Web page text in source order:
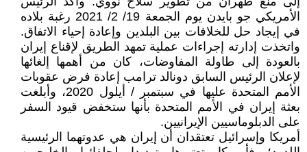
الأمريكي جو بايدن يوم الجمعة 19/ 2/ 2021 رغبة بلاده
في إيجاد حل للخلافات بين البلدين وإعادة إحياء الاتفاق.
واتخذت إدارته إجراءات عملية تمهد الطريق لإقناع إيران
بالعودة إلى طاولة المفاوضات، كان من أهمها إلغائها
لإعلان الرئيس السابق دونالد ترامب إعادة فرض عقوبات
الأمم المتحدة عليها في سبتمبر / أيلول 2020، وأبلغت
بعثة إيران في الأمم المتحدة بأنها ستخفض قيود السفر
على الدبلوماسيين الإيرانيين.
أمريكا وإسرائيل تعتقدان أن إيران هي عدوتهما الرئيسية